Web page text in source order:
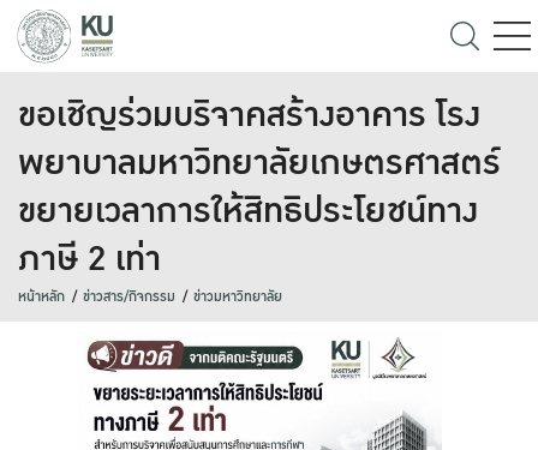
ขอเชิญร่วมบริจาคสร้างอาคาร โรง
พยาบาลมหาวิทยาลัยเกษตรศาสตร์
ขยายเวลาการให้สิทธิประโยชน์ทาง
ภาษี 2 เท่า
หน้าหลัก ข่าวสาร/กิจกรรม ข่าวมหาวิทยาลัย